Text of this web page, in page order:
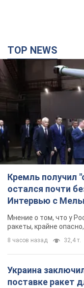
TOP NEWS
Кремль получил
остался почти
Интервью с
Мнение о том, что у
ракеты, крайне
8 часов назад 32,4 т.
Украина
поставке ракет